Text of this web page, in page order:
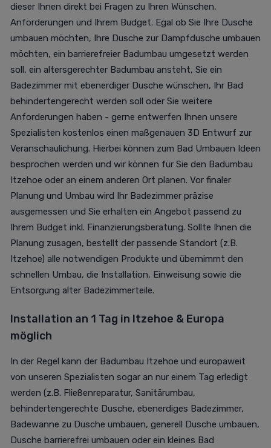
dieser Ihnen direkt bei Fragen zu Ihren Wünschen,
Anforderungen und Ihrem Budget. Egal ob Sie Ihre Dusche
umbauen möchten, Ihre Dusche zur Dampfdusche umbauen
möchten, ein barrierefreier Badumbau umgesetzt werden
soll, ein altersgerechter Badumbau ansteht, Sie ein
Badezimmer mit ebenerdiger Dusche wünschen, Ihr Bad
behindertengerecht werden soll oder Sie weitere
Anforderungen haben - gerne entwerfen Ihnen unsere
Spezialisten kostenlos einen maßgenauen 3D Entwurf zur
Veranschaulichung. Hierbei können zum Bad Umbauen Ideen
besprochen werden und wir können für Sie den Badumbau
Itzehoe oder an einem anderen Ort planen. Vor finaler
Planung und Umbau wird Ihr Badezimmer präzise
ausgemessen und Sie erhalten ein Angebot passend zu
Ihrem Budget inkl. Finanzierungsberatung. Sollte Ihnen die
Planung zusagen, bestellt der passende Standort (z.B.
Itzehoe) alle notwendigen Produkte und übernimmt den
schnellen Umbau, die Installation, Einweisung sowie die
Entsorgung alter Badezimmerteile.
Installation an 1 Tag in Itzehoe & Europa
möglich
In der Regel kann der Badumbau Itzehoe und europaweit
von unseren Spezialisten sogar an nur einem Tag erledigt
werden (z.B. Fließenreparatur, Sanitärumbau,
behindertengerechte Dusche, ebenerdiges Badezimmer,
Badewanne zu Dusche umbauen, generell Dusche umbauen,
Dusche barrierefrei umbauen oder ein kleines Bad